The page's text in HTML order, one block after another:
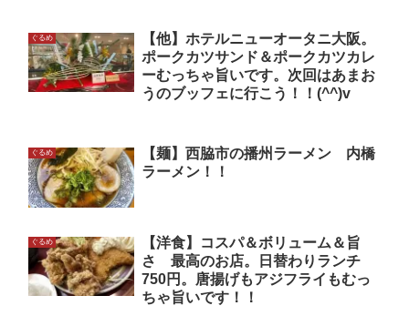
ぐるめ
【他】ホテルニューオータニ大阪。
ポークカツサンド＆ポークカツカレ
ーむっちゃ旨いです。次回はあまお
うのブッフェに行こう！！(^^)v
ぐるめ
【麺】西脇市の播州ラーメン 内橋
ラーメン！！
ぐるめ
【洋食】コスパ＆ボリューム＆旨
さ 最高のお店。日替わりランチ
750円。唐揚げもアジフライもむっ
ちゃ旨いです！！